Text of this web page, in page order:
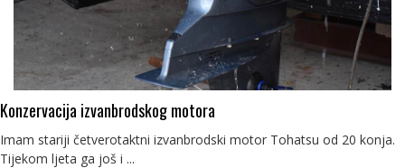
Konzervacija izvanbrodskog motora
Imam stariji četverotaktni izvanbrodski motor Tohatsu od 20 konja.
Tijekom ljeta ga još i ...